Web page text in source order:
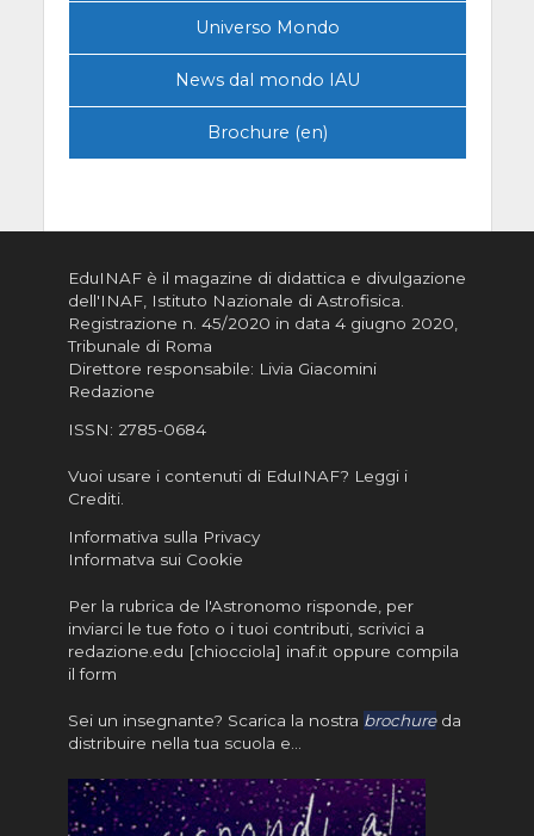
Universo Mondo
News dal mondo IAU
Brochure (en)
EduINAF è il magazine di didattica e divulgazione
dell'INAF, Istituto Nazionale di Astrofisica
Registrazione n. 45/2020 in data 4 giugno 2020,
Tribunale di Roma
Direttore responsabile: Livia Giacomini
Redazione
ISSN: 2785-0684
Vuoi usare i contenuti di EduINAF? Leggi i
Crediti.
Informativa sulla Privacy
Informatva sui Cookie
Per la rubrica de l'Astronomo risponde, per
inviarci le tue foto o i tuoi contributi, scrivici a
redazione.edu [chiocciola] inaf.it oppure compila
il form
Sei un insegnante? Scarica la nostra brochureda
distribuire nella tua scuola e…